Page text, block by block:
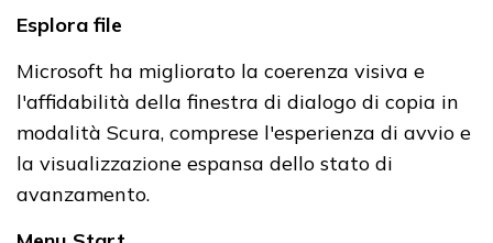
Esplora file
Microsoft ha migliorato la coerenza visiva e
l'affidabilità della finestra di dialogo di copia in
modalità Scura, comprese l'esperienza di avvio e
la visualizzazione espansa dello stato di
avanzamento.